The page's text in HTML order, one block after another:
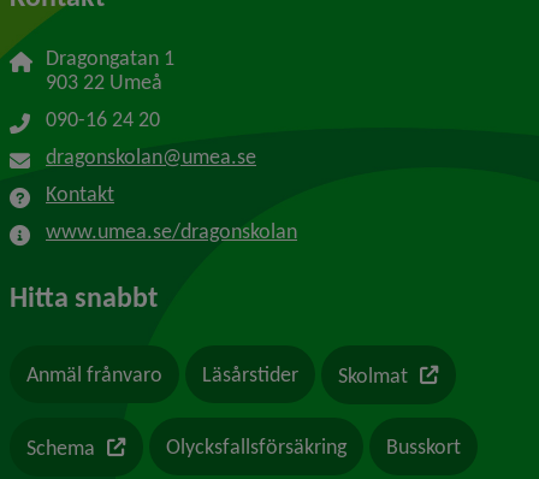
Dragongatan 1
903 22 Umeå
090-16 24 20
dragonskolan@umea.se
Kontakt
www.umea.se/dragonskolan
Hitta snabbt
Anmäl frånvaro Läsårstider Skolmat Länk till en
Schema Länk till en annan webbplats
Olycksfallsförsäkring Busskort